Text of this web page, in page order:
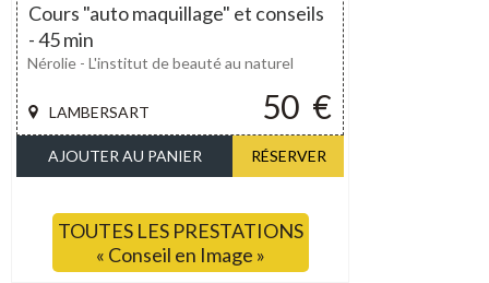
Cours "auto maquillage" et conseils
- 45 min
50 €
LAMBERSART
Nérolie - L'institut de beauté au naturel
AJOUTER AU PANIER RÉSERVER
TOUTES LES PRESTATIONS
« Conseil en Image »